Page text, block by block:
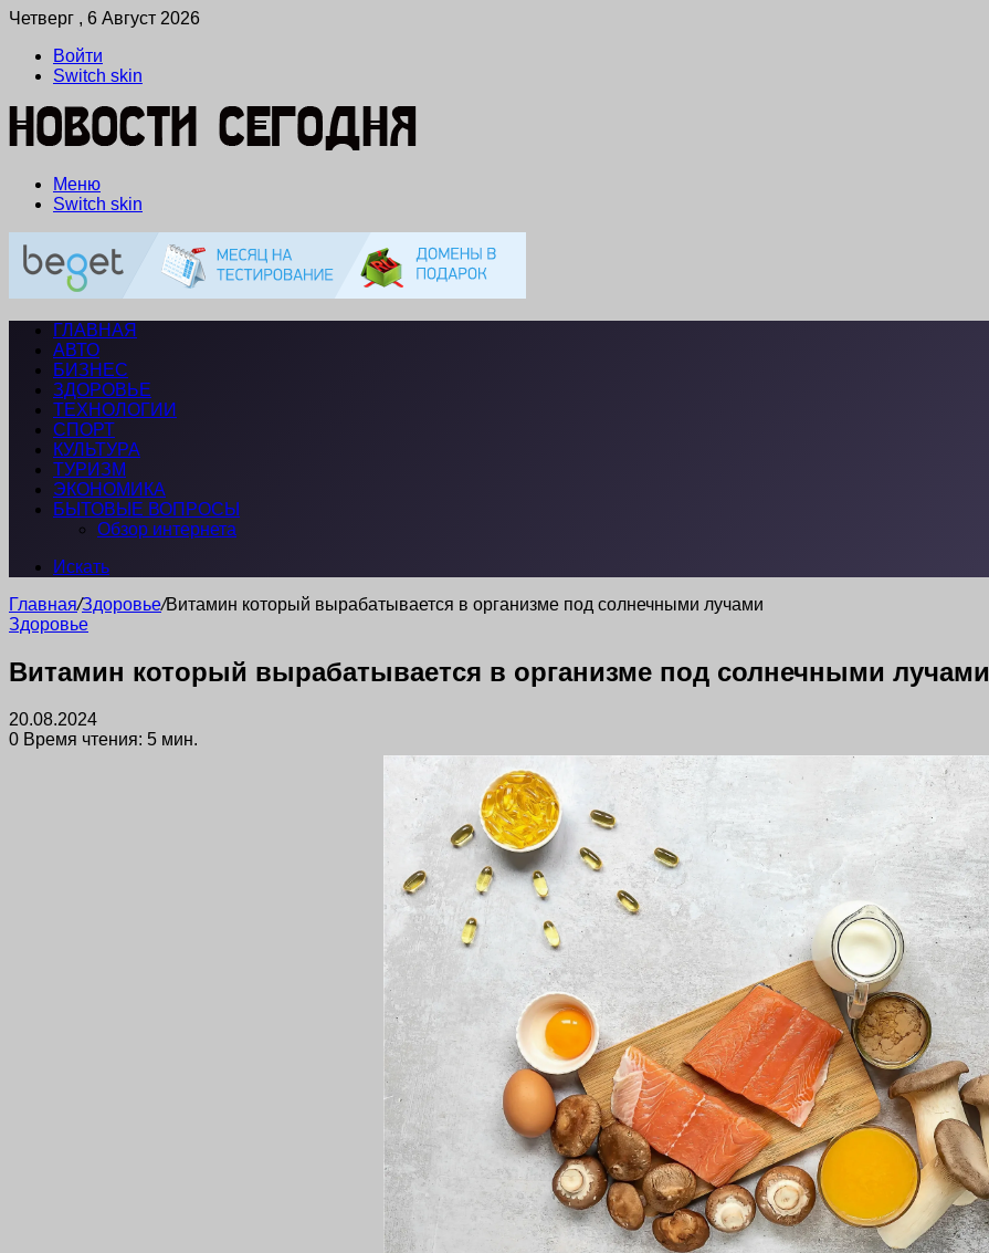
Четверг , 6 Август 2026
Войти
Switch skin
Меню
Switch skin
ГЛАВНАЯ
АВТО
БИЗНЕС
ЗДОРОВЬЕ
ТЕХНОЛОГИИ
СПОРТ
КУЛЬТУРА
ТУРИЗМ
ЭКОНОМИКА
БЫТОВЫЕ ВОПРОСЫ
Обзор интернета
Искать
Главная/Здоровье/Витамин который вырабатывается в организме под солнечными лучами
Здоровье
Витамин который вырабатывается в организме под солнечными лучами
20.08.2024
0 Время чтения: 5 мин.